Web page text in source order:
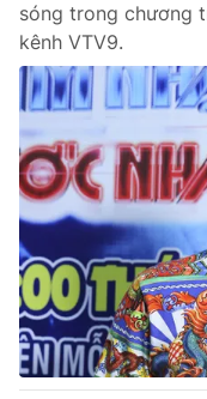
sóng trong chương
kênh VTV9.